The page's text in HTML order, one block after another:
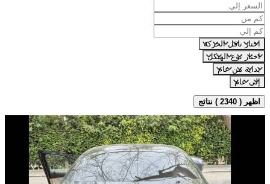
اختار ناقل الحركة
اختار نوع الهيكل
بداية من عام
إلي عام
اظهر ( 2340 ) نتائج